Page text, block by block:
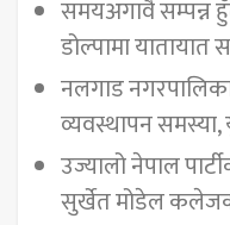
समयअगावै सम्पन्न
डोल्पामा
नलगाड
व्यवस्थापन
उज्यालो नेपाल
सुर्खेत मोडेल